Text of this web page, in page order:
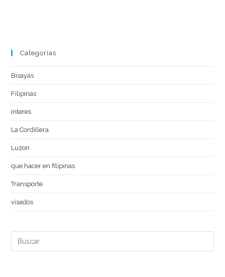
Categorías
Bisayas
Filipinas
interes
La Cordillera
Luzon
que hacer en filipinas
Transporte
visados